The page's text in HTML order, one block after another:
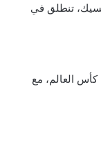
تنطلق في
العالم، مع